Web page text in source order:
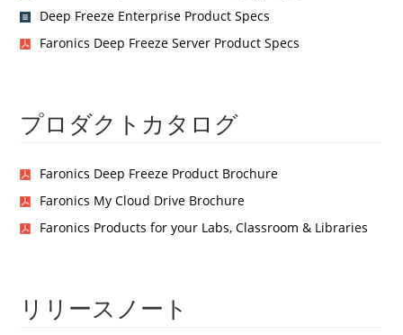
Deep Freeze Enterprise Product Specs
Faronics Deep Freeze Server Product Specs
プロダクトカタログ
Faronics Deep Freeze Product Brochure
Faronics My Cloud Drive Brochure
Faronics Products for your Labs, Classroom & Libraries
リリースノート